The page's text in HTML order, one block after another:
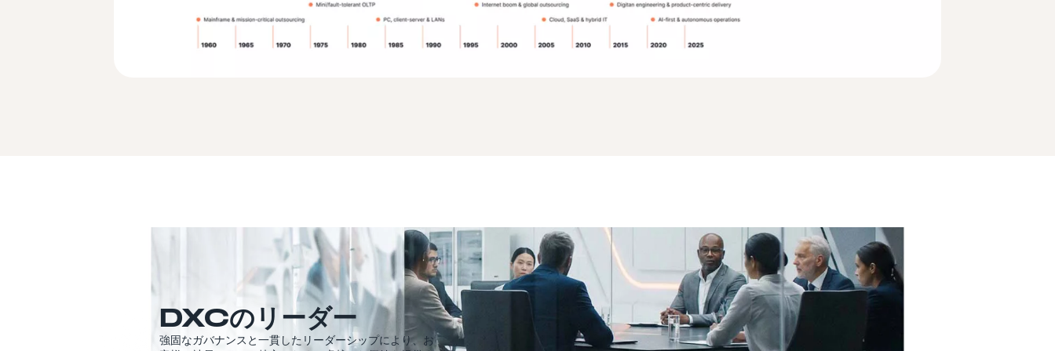
DXCのリーダー
強固なガバナンスと一貫したリーダーシップにより、お